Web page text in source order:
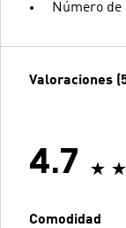
Número de
Valoraciones
4.7
Comodidad